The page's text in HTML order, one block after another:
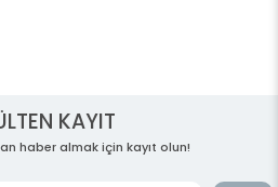
KAYIT
haber almak için kayıt olun!